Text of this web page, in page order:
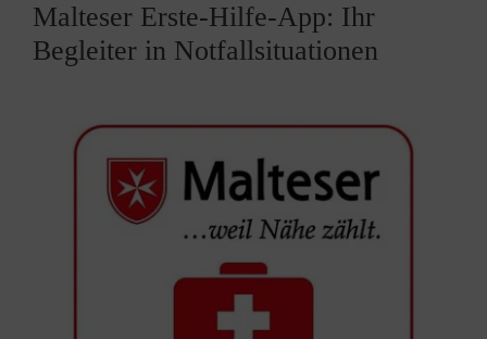
Malteser Erste-Hilfe-App: Ihr
Begleiter in Notfallsituationen